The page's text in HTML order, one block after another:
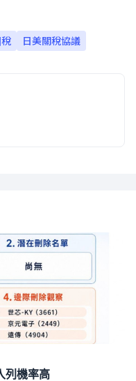
日美關稅協議
列機率高